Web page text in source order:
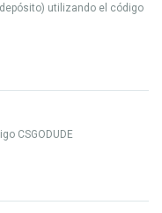
utilizando el código
CSGODUDE